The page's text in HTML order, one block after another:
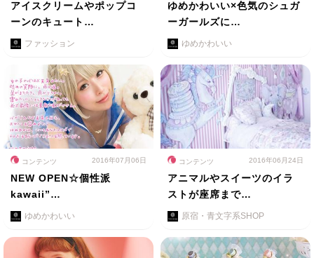
アイスクリームやポップコ
ーンのキュート…
ファッション
ゆめかわいい×色気のシュガ
ーガールズに…
ゆめかわいい
コンテンツ 2016年07月06日
NEW OPEN☆個性派
kawaii”…
ゆめかわいい
コンテンツ 2016年06月24日
アニマルやスイーツのイラ
ストが座席まで…
原宿・青文字系SHOP